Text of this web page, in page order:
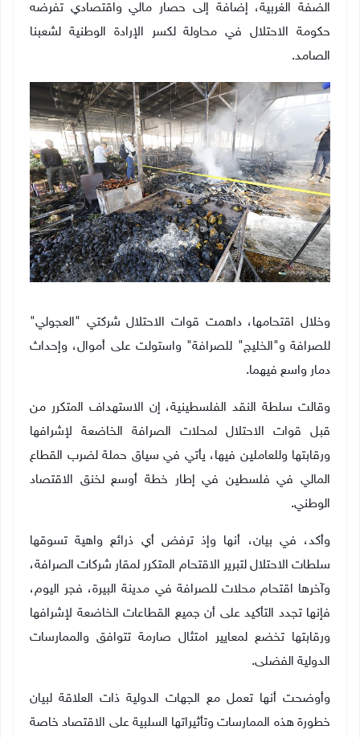
الضفة الغربية، إضافة إلى حصار مالي واقتصادي تفرضه
حكومة الاحتلال في محاولة لكسر الإرادة الوطنية لشعبنا
الصامد.
وخلال اقتحامها، داهمت قوات الاحتلال شركتي "العجولي"
للصرافة و"الخليج" للصرافة" واستولت على أموال، وإحداث
دمار واسع فيهما.
وقالت سلطة النقد الفلسطينية، إن الاستهداف المتكرر من
قبل قوات الاحتلال لمحلات الصرافة الخاضعة لإشرافها
ورقابتها وللعاملين فيها، يأتي في سياق حملة لضرب القطاع
المالي في فلسطين في إطار خطة أوسع لخنق الاقتصاد
الوطني.
وأكد، في بيان، أنها وإذ ترفض أي ذرائع واهية تسوقها
سلطات الاحتلال لتبرير الاقتحام المتكرر لمقار شركات الصرافة،
وآخرها اقتحام محلات للصرافة في مدينة البيرة، فجر اليوم،
فإنها تجدد التأكيد على أن جميع القطاعات الخاضعة لإشرافها
ورقابتها تخضع لمعايير امتثال صارمة تتوافق والممارسات
الدولية الفضلى.
وأوضحت أنها تعمل مع الجهات الدولية ذات العلاقة لبيان
خطورة هذه الممارسات وتأثيراتها السلبية على الاقتصاد خاصة